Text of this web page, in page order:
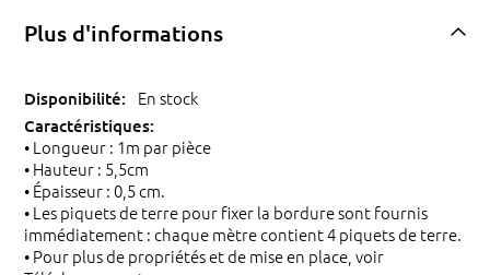
Plus d'informations
En stock
• Longueur : 1m par pièce
• Hauteur : 5,5cm
• Épaisseur : 0,5 cm.
• Les piquets de terre pour fixer la bordure sont fournis
immédiatement : chaque mètre contient 4 piquets de terre.
• Pour plus de propriétés et de mise en place, voir